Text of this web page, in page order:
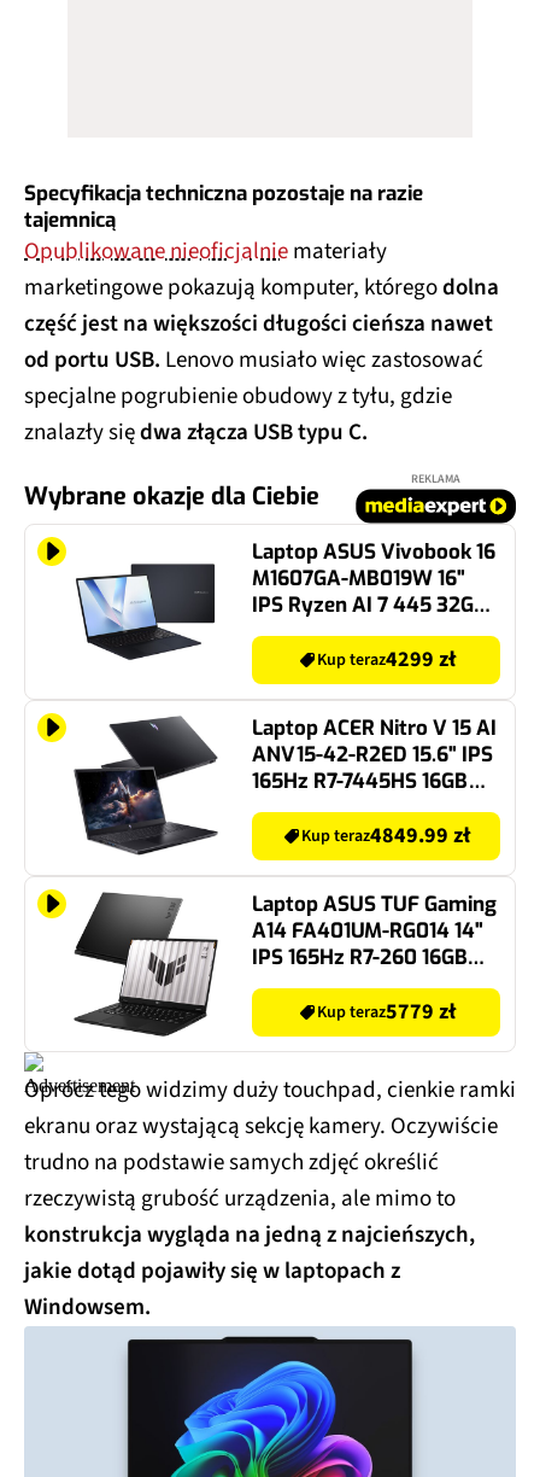
Specyfikacja techniczna pozostaje na razie
tajemnicą
Opublikowane nieoficjalniemateriały
marketingowe pokazują komputer, któregodolna
część jest na większości długości cieńsza nawet
od portu USB. Lenovo musiało więc zastosować
specjalne pogrubienie obudowy z tyłu, gdzie
znalazły siędwa złącza USB typu C.
Wybrane okazje dla Ciebie
REKLAMA
Laptop ASUS Vivobook 16
M1607GA-MB019W 16"
IPS Ryzen AI 7 445 32GB
RAM 1TB SSD Windows 11
Home Kup teraz4299 zł
Laptop ACER Nitro V 15 AI
ANV15-42-R2ED 15.6" IPS
165Hz R7-7445HS 16GB
RAM 512GB SSD GeForce
RTX4050 DLSS 3, Funkcje
AI
Kup teraz4849.99 zł
Laptop ASUS TUF Gaming
A14 FA401UM-RG014 14"
IPS 165Hz R7-260 16GB
RAM 512GB SSD GeForce
RTX5060 DLSS 4, Funkcje
AI
Kup teraz5779 zł
Oprócz tego widzimy duży touchpad, cienkie ramki
ekranu oraz wystającą sekcję kamery. Oczywiście
trudno na podstawie samych zdjęć określić
rzeczywistą grubość urządzenia, ale mimo to
konstrukcja wygląda na jedną z najcieńszych,
jakie dotąd pojawiły się w laptopach z
Windowsem.